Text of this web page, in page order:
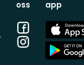
oss
Facebook
Instagram
app
App
Store
App
Store